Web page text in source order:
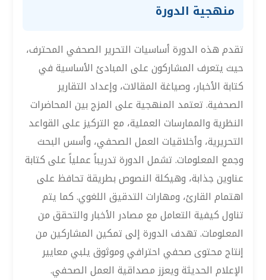
منهجية الدورة
تقدم هذه الدورة أساسيات التحرير الصحفي المحترف،
حيث يتعرف المشاركون على المبادئ الأساسية في
كتابة الأخبار، وصياغة المقالات، وإعداد التقارير
الصحفية. تعتمد المنهجية على المزج بين المحاضرات
النظرية والممارسات العملية، مع التركيز على القواعد
التحريرية، وأخلاقيات العمل الصحفي، وأسس البحث
وجمع المعلومات. تشمل الدورة تدريباً عملياً على كتابة
عناوين جذابة، وهيكلة النصوص بطريقة تحافظ على
اهتمام القارئ، ومهارات التدقيق اللغوي. كما يتم
تناول كيفية التعامل مع مصادر الأخبار والتحقق من
المعلومات. تهدف الدورة إلى تمكين المشاركين من
إنتاج محتوى صحفي احترافي وموثوق يلبي معايير
الإعلام الحديثة ويعزز مصداقية العمل الصحفي.